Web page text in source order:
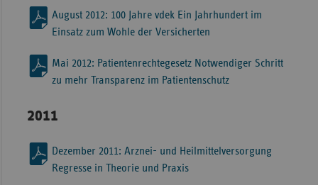
August 2012: 100 Jahre vdek Ein Jahrhundert im
Einsatz zum Wohle der Versicherten
Mai 2012: Patientenrechtegesetz Notwendiger Schritt
zu mehr Transparenz im Patientenschutz
2011
Dezember 2011: Arznei- und Heilmittelversorgung
Regresse in Theorie und Praxis